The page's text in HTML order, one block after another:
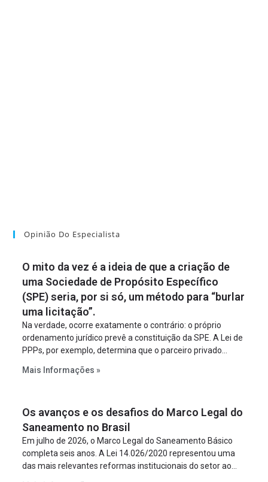
Opinião Do Especialista
O mito da vez é a ideia de que a criação de
uma Sociedade de Propósito Específico
(SPE) seria, por si só, um método para “burlar
uma licitação”.
Na verdade, ocorre exatamente o contrário: o próprio
ordenamento jurídico prevê a constituição da SPE. A Lei de
PPPs, por exemplo, determina que o parceiro privado
empreendimento. Ou seja, a suposta “fraude à licitação” é
projeto a projeto.
Mais Informações »
Os avanços e os desafios do Marco Legal do
Saneamento no Brasil
Em julho de 2026, o Marco Legal do Saneamento Básico
completa seis anos. A Lei 14.026/2020 representou uma
das mais relevantes reformas institucionais do setor ao